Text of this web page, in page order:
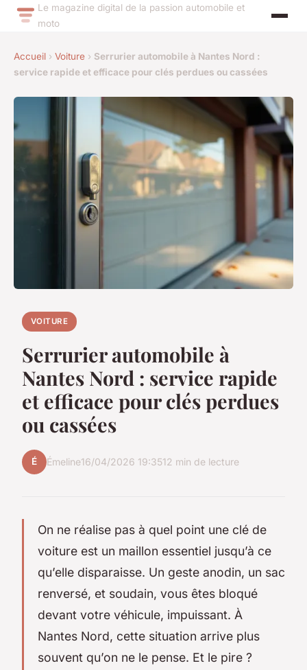
Le magazine digital de la passion automobile et
moto
Accueil › Voiture › Serrurier automobile à Nantes Nord :
service rapide et efficace pour clés perdues ou cassées
VOITURE
Serrurier automobile à
Nantes Nord : service rapide
et efficace pour clés perdues
ou cassées
É Émeline16/04/2026 19:3512 min de lecture
On ne réalise pas à quel point une clé de
voiture est un maillon essentiel jusqu’à ce
qu’elle disparaisse. Un geste anodin, un sac
renversé, et soudain, vous êtes bloqué
devant votre véhicule, impuissant. À
Nantes Nord, cette situation arrive plus
souvent qu’on ne le pense. Et le pire ?